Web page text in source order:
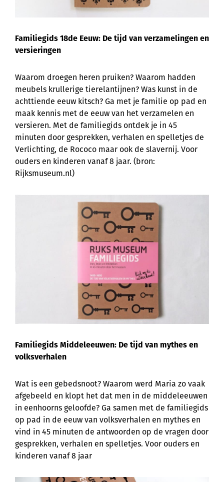
Familiegids 18de Eeuw: De tijd van verzamelingen en
versieringen
Waarom droegen heren pruiken? Waarom hadden
meubels krullerige tierelantijnen? Was kunst in de
achttiende eeuw kitsch? Ga met je familie op pad en
maak kennis met de eeuw van het verzamelen en
versieren. Met de familiegids ontdek je in 45
minuten door gesprekken, verhalen en spelletjes de
Verlichting, de Rococo maar ook de slavernij. Voor
ouders en kinderen vanaf 8 jaar. (bron:
Rijksmuseum.nl)
Familiegids Middeleeuwen: De tijd van mythes en
volksverhalen
Wat is een gebedsnoot? Waarom werd Maria zo vaak
afgebeeld en klopt het dat men in de middeleeuwen
in eenhoorns geloofde? Ga samen met de familiegids
op pad in de eeuw van volksverhalen en mythes en
vind in 45 minuten de antwoorden op de vragen door
gesprekken, verhalen en spelletjes. Voor ouders en
kinderen vanaf 8 jaar